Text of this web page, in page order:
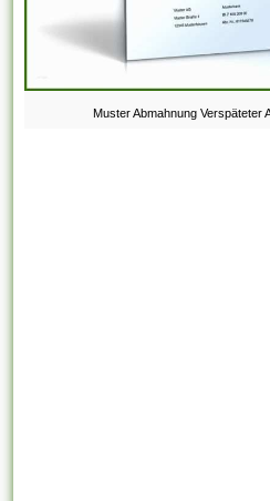
Muster Abmahnung Verspäteter